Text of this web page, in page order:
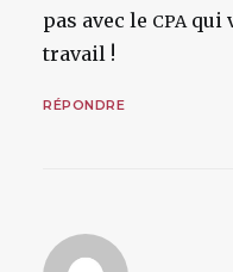
pas avec le CPAqui
travail !
RÉPONDRE